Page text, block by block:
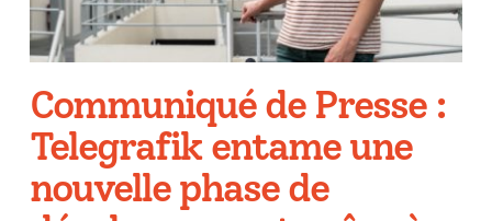
Communiqué de Presse :
Telegrafik entame une
nouvelle phase de